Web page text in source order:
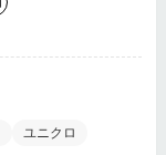
ユニクロ